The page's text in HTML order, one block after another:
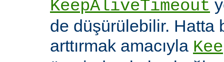
KeepAliveTimeout
de düşürülebilir. Hatta
arttırmak amacıyla